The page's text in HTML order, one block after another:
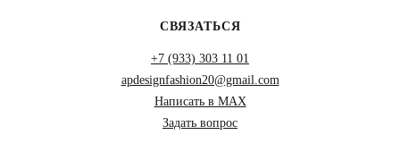
СВЯЗАТЬСЯ
+7 (933) 303 11 01
apdesignfashion20@gmail.com
Написать в MAX
Задать вопрос